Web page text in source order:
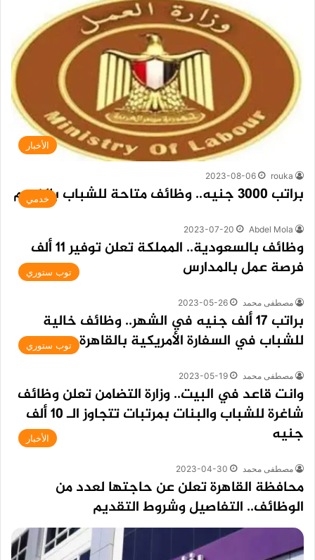
الأخبار
rouka
2023-08-06
براتب 3000 جنيه.. وظائف متاحة للشباب بالفيوم خدمي
Abdel Mola
2023-07-20
وظائف بالسعودية.. المملكة تعلن توفير 11 ألف
فرصة عمل بالمدارس
توب ستوري
مصطفى محمد 2023-05-26
براتب 17 ألف جنيه في الشهر.. وظائف خالية
للشباب في السفارة الأمريكية بالقاهرة
توب ستوري
مصطفى محمد 2023-05-19
وانت قاعد في البيت.. وزارة التضامن تعلن وظائف
شاغرة للشباب والبنات بمرتبات تتجاوز الـ 10 ألف
جنيه
الأخبار
مصطفى محمد 2023-04-30
محافظة القاهرة تعلن عن حاجتها لعدد من
الوظائف.. التفاصيل وشروط التقديم